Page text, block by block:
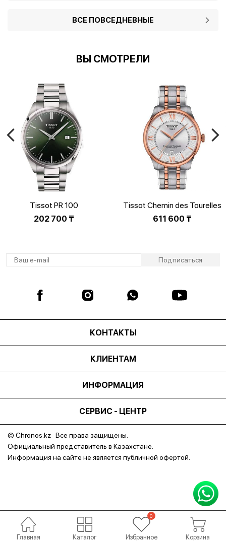
ВСЕ ПОВСЕДНЕВНЫЕ
ВЫ СМОТРЕЛИ
Tissot PR 100
T150.410.11.091.00
202 700 ₸
Tissot Chemin des Tourelles
Powermatic 80
611 600 ₸
КОНТАКТЫ
КЛИЕНТАМ
ИНФОРМАЦИЯ
СЕРВИС - ЦЕНТР
© Chronos.kz Все права защищены.
Официальный представитель в Казахстане.
Информация на сайте не является публичной офертой.
Главная Каталог Избранное Корзина